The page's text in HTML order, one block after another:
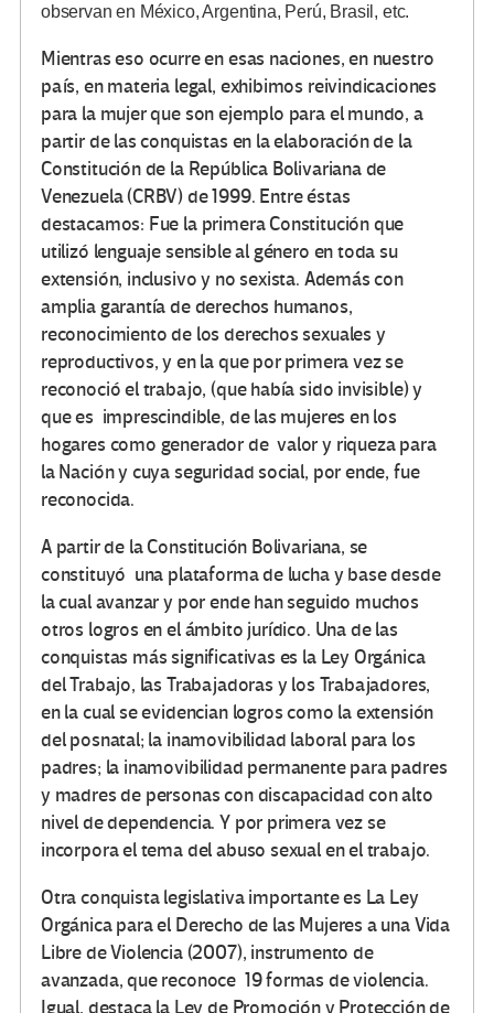
observan en México, Argentina, Perú, Brasil, etc.
Mientras eso ocurre en esas naciones, en nuestro
país, en materia legal, exhibimos reivindicaciones
para la mujer que son ejemplo para el mundo, a
partir de las conquistas en la elaboración de la
Constitución de la República Bolivariana de
Venezuela (CRBV) de 1999. Entre éstas
destacamos: Fue la primera Constitución que
utilizó lenguaje sensible al género en toda su
extensión, inclusivo y no sexista. Además con
amplia garantía de derechos humanos,
reconocimiento de los derechos sexuales y
reproductivos, y en la que por primera vez se
reconoció el trabajo, (que había sido invisible) y
que es imprescindible, de las mujeres en los
hogares como generador de valor y riqueza para
la Nación y cuya seguridad social, por ende, fue
reconocida.
A partir de la Constitución Bolivariana, se
constituyó una plataforma de lucha y base desde
la cual avanzar y por ende han seguido muchos
otros logros en el ámbito jurídico. Una de las
conquistas más significativas es la Ley Orgánica
del Trabajo, las Trabajadoras y los Trabajadores,
en la cual se evidencian logros como la extensión
del posnatal; la inamovibilidad laboral para los
padres; la inamovibilidad permanente para padres
y madres de personas con discapacidad con alto
nivel de dependencia. Y por primera vez se
incorpora el tema del abuso sexual en el trabajo.
Otra conquista legislativa importante es La Ley
Orgánica para el Derecho de las Mujeres a una Vida
Libre de Violencia (2007), instrumento de
avanzada, que reconoce 19 formas de violencia.
Igual, destaca la Ley de Promoción y Protección de